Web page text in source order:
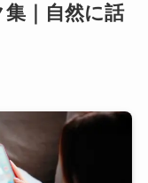
｜自然に話